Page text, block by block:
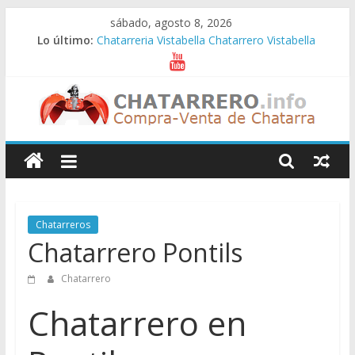
sábado, agosto 8, 2026
Lo último: Chatarreria Vistabella Chatarrero Vistabella
Chatarreria Vilueña Chatarrero Vilueña
Chatarreria Zuera Chatarrero Zuera
Chatarreria Zaragoza Chatarrero Zaragoza
Chatarreria Zaida Chatarrero Zaida
Chatarreros
–
Precio
de
Chatarra
Chatarreros
Chatarrero Pontils
Chatarrero
Chatarrero en